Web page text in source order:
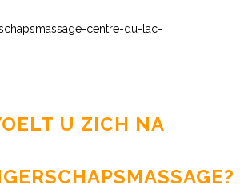
U ZICH NA